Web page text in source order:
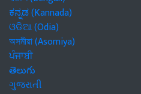
ಕನ್ನಡ (Kannada)
ଓଡିଆ (Odia)
অসমীয়া (Asomiya)
ਪੰਜਾਬੀ
తెలుగు
ગુજરાતી